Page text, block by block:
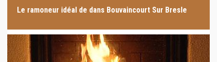
Le ramoneur idéal de dans Bouvaincourt Sur Bresle